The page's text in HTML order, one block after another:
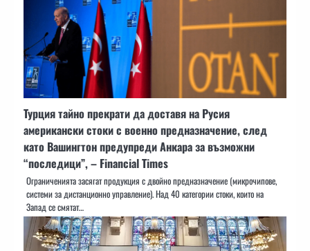
Турция тайно прекрати да доставя на Русия
американски стоки с военно предназначение, след
като Вашингтон предупреди Анкара за възможни
“последици”, – Financial Times
Ограниченията засягат продукция с двойно предназначение (микрочипове,
системи за дистанционно управление). Над 40 категории стоки, които на
Запад се смятат…